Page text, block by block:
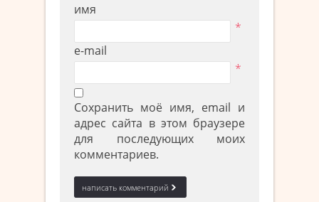
имя
*
e-mail
*
Сохранить моё имя, email и
адрес сайта в этом браузере
для последующих моих
комментариев.